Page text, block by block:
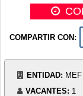
COMPARTIR CON:
ENTIDAD: MEF
VACANTES: 1